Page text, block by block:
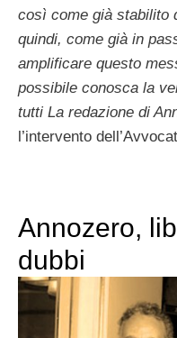
così come già stabilito
quindi, come già in
amplificare questo
possibile conosca la
tutti La redazione di
l’intervento
Annozero,
dubbi